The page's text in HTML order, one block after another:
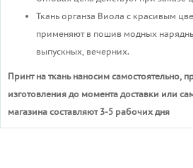
Ткань органза Виола с красивым
применяют в пошив модных
выпускных, вечерних.
Принт на ткань наносим самостоятельно,
изготовления до момента доставки или
магазина составляют 3-5 рабочих дня